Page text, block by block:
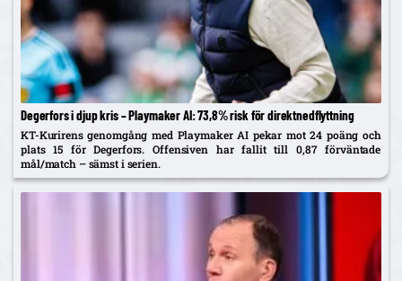
Degerfors i djup kris – Playmaker AI: 73,8% risk för direktnedflyttning
KT-Kurirens genomgång med Playmaker AI pekar mot 24 poäng och
plats 15 för Degerfors. Offensiven har fallit till 0,87 förväntade
mål/match – sämst i serien.